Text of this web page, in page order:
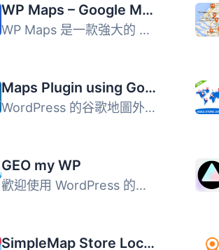
WP Maps – Google Maps,OpenStreetMap,Mapbox,Store Locator,Listing,Directory & Filters
WP Maps 是一款強大的 WordPress 地圖外掛，無需編碼即可快速...
Maps Plugin using Google Maps for WordPress – WP Google Map
WordPress 的谷歌地圖外掛 WordPress 的谷歌地圖使用手冊 如...
GEO my WP
歡迎使用 WordPress 的地理位置、地圖與臨近搜尋的最終解決方...
SimpleMap Store Locator